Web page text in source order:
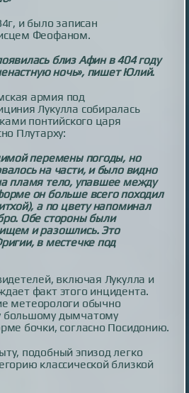
и было записан
Феофаном.
близ Афин в 404 году
ночь», пишет Юлий.
армия под
Лукулла собиралась
понтийского царя
Плутарху:
перемены погоды, но
на части, и было видно
пламя тело, упавшее между
он больше всего походил
а по цвету напоминал
Обе стороны были
и разошлись. Это
в местечке под
включая Лукулла и
факт этого инцидента.
метеорологи обычно
большому дымчатому
бочки, согласно Посидонию.
подобный эпизод легко
классической близкой